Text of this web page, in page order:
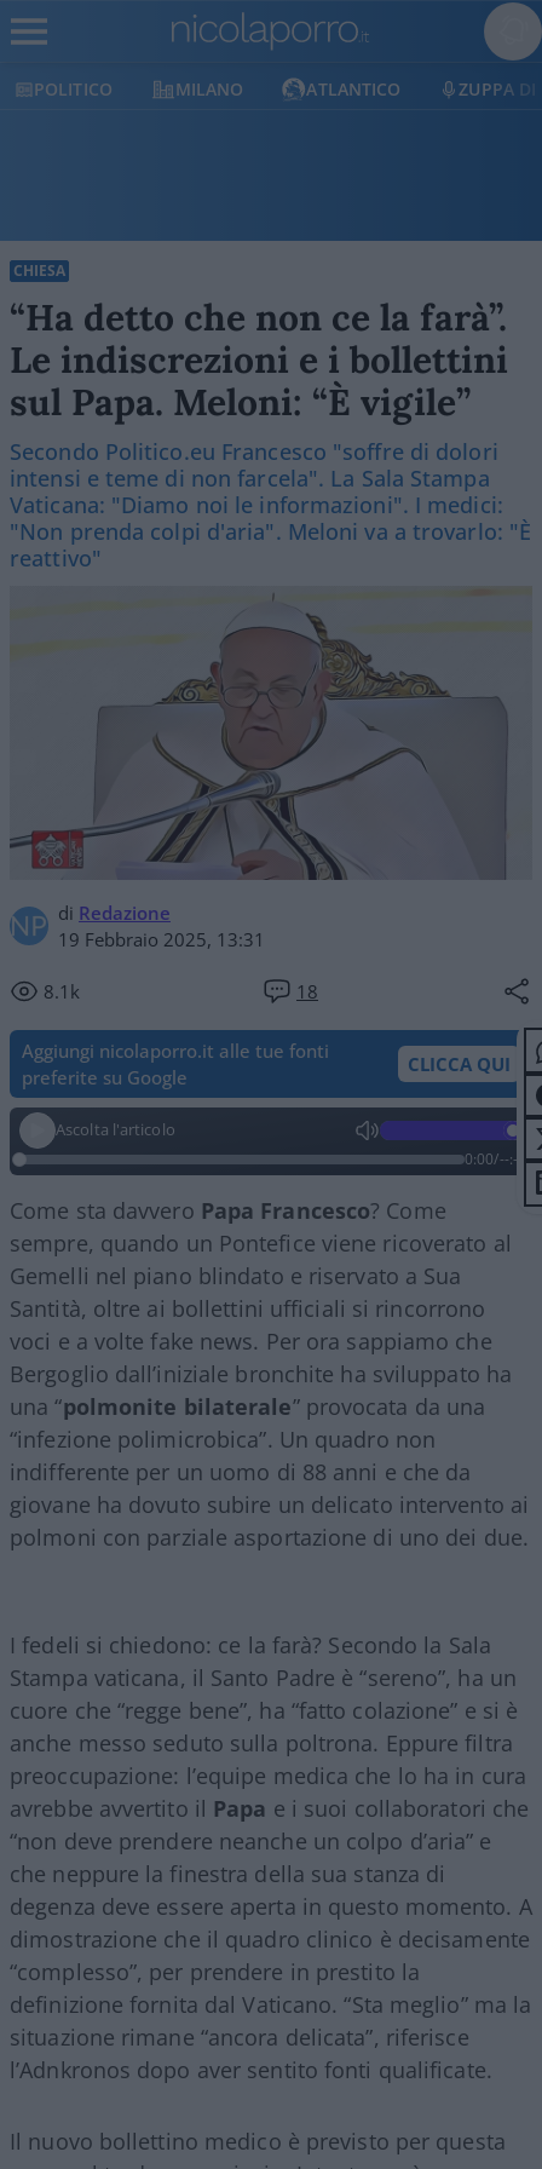
POLITICO MILANO ATLANTICO ZUPPA DI
CHIESA
“Ha detto che non ce la farà”.
Le indiscrezioni e i bollettini
sul Papa. Meloni: “È vigile”
Secondo Politico.eu Francesco "soffre di dolori
intensi e teme di non farcela". La Sala Stampa
Vaticana: "Diamo noi le informazioni". I medici:
"Non prenda colpi d'aria". Meloni va a trovarlo: "È
reattivo"
di Redazione
19 Febbraio 2025, 13:31
8.1k 18
Aggiungi nicolaporro.it alle tue fonti
preferite su Google
CLICCA QUI
Ascolta l'articolo
0:00/--:--
Come sta davvero Papa Francesco? Come
sempre, quando un Pontefice viene ricoverato al
Gemelli nel piano blindato e riservato a Sua
Santità, oltre ai bollettini ufficiali si rincorrono
voci e a volte fake news. Per ora sappiamo che
Bergoglio dall’iniziale bronchite ha sviluppato ha
una “polmonite bilaterale” provocata da una
“infezione polimicrobica”. Un quadro non
indifferente per un uomo di 88 anni e che da
giovane ha dovuto subire un delicato intervento ai
polmoni con parziale asportazione di uno dei due.
I fedeli si chiedono: ce la farà? Secondo la Sala
Stampa vaticana, il Santo Padre è “sereno”, ha un
cuore che “regge bene”, ha “fatto colazione” e si è
anche messo seduto sulla poltrona. Eppure filtra
preoccupazione: l’equipe medica che lo ha in cura
avrebbe avvertito il Papa e i suoi collaboratori che
“non deve prendere neanche un colpo d’aria” e
che neppure la finestra della sua stanza di
degenza deve essere aperta in questo momento. A
dimostrazione che il quadro clinico è decisamente
“complesso”, per prendere in prestito la
definizione fornita dal Vaticano. “Sta meglio” ma la
situazione rimane “ancora delicata”, riferisce
l’Adnkronos dopo aver sentito fonti qualificate.
Il nuovo bollettino medico è previsto per questa